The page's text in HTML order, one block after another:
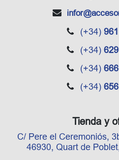
Tienda y
C/ Pere el Ceremoniós,
46930, Quart de
infor
(+34)
(+34)
(+34)
(+34)